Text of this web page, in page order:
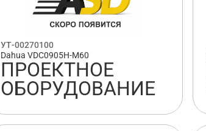
УТ-00270100
Dahua VDC0905H-M60
ПРОЕКТНОЕ
ОБОРУДОВАНИЕ